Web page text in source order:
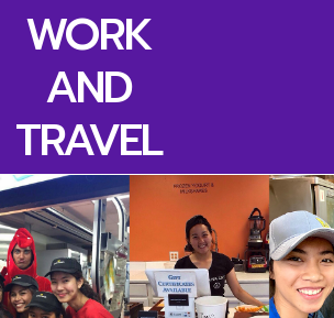
WORK
AND
TRAVEL